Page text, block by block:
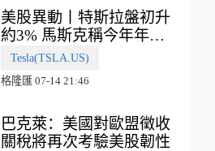
美股異動丨特斯拉盤初升
約3% 馬斯克稱今年年底
會有‘史詩級震撼’的演示
Tesla(TSLA.US)
格隆匯 07-14 21:46
巴克萊：美國對歐盟徵收
關稅將再次考驗美股韌性